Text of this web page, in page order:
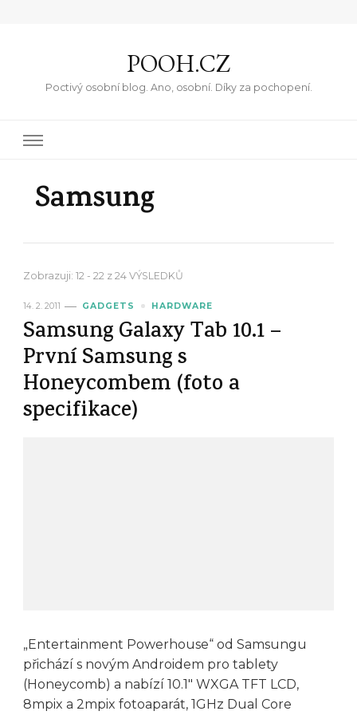
POOH.CZ
Poctivý osobní blog. Ano, osobní. Díky za pochopení.
Samsung
Zobrazuji: 12 - 22 z 24 VÝSLEDKŮ
14. 2. 2011 GADGETS HARDWARE
Samsung Galaxy Tab 10.1 –
První Samsung s
Honeycombem (foto a
specifikace)
„Entertainment Powerhouse“ od Samsungu
přichází s novým Androidem pro tablety
(Honeycomb) a nabízí 10.1″ WXGA TFT LCD,
8mpix a 2mpix fotoaparát, 1GHz Dual Core